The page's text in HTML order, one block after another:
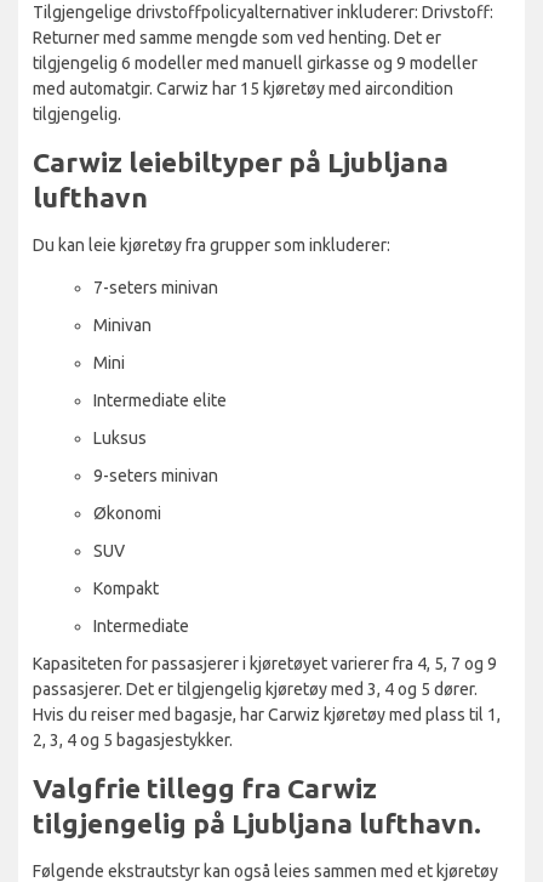
Tilgjengelige drivstoffpolicyalternativer inkluderer: Drivstoff:
Returner med samme mengde som ved henting. Det er
tilgjengelig 6 modeller med manuell girkasse og 9 modeller
med automatgir. Carwiz har 15 kjøretøy med aircondition
tilgjengelig.
Carwiz leiebiltyper på Ljubljana
lufthavn
Du kan leie kjøretøy fra grupper som inkluderer:
7-seters minivan
Minivan
Mini
Intermediate elite
Luksus
9-seters minivan
Økonomi
SUV
Kompakt
Intermediate
Kapasiteten for passasjerer i kjøretøyet varierer fra 4, 5, 7 og 9
passasjerer. Det er tilgjengelig kjøretøy med 3, 4 og 5 dører.
Hvis du reiser med bagasje, har Carwiz kjøretøy med plass til 1,
2, 3, 4 og 5 bagasjestykker.
Valgfrie tillegg fra Carwiz
tilgjengelig på Ljubljana lufthavn.
Følgende ekstrautstyr kan også leies sammen med et kjøretøy